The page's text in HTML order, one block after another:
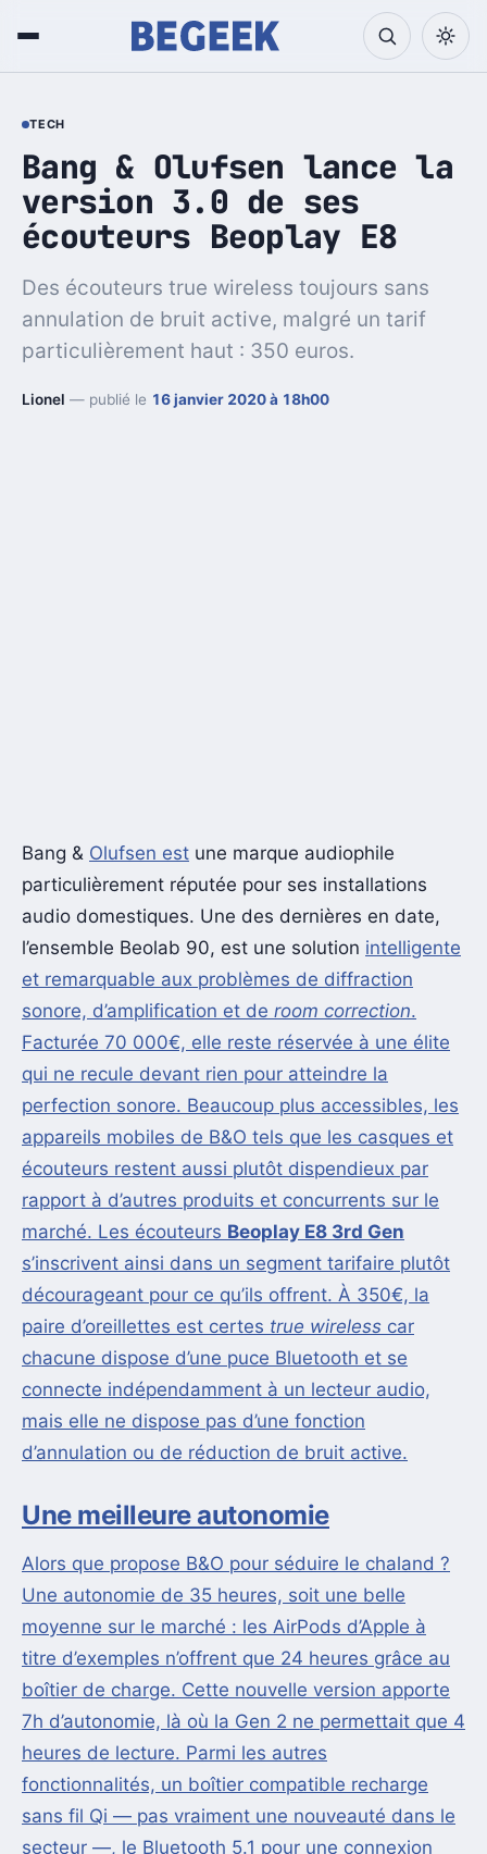
TECH
Bang & Olufsen lance la
version 3.0 de ses
écouteurs Beoplay E8
Des écouteurs true wireless toujours sans
annulation de bruit active, malgré un tarif
particulièrement haut : 350 euros.
Lionel — publié le 16 janvier 2020 à 18h00
Bang & Olufsen est une marque audiophile
particulièrement réputée pour ses installations
audio domestiques. Une des dernières en date,
l’ensemble Beolab 90, est une solution intelligente
et remarquable aux problèmes de diffraction
sonore, d’amplification et de room correction.
Facturée 70 000€, elle reste réservée à une élite
qui ne recule devant rien pour atteindre la
perfection sonore. Beaucoup plus accessibles, les
appareils mobiles de B&O tels que les casques et
écouteurs restent aussi plutôt dispendieux par
rapport à d’autres produits et concurrents sur le
marché. Les écouteurs Beoplay E8 3rd Gen
s’inscrivent ainsi dans un segment tarifaire plutôt
décourageant pour ce qu’ils offrent. À 350€, la
paire d’oreillettes est certes true wireless car
chacune dispose d’une puce Bluetooth et se
connecte indépendamment à un lecteur audio,
mais elle ne dispose pas d’une fonction
d’annulation ou de réduction de bruit active.
Une meilleure autonomie
Alors que propose B&O pour séduire le chaland ?
Une autonomie de 35 heures, soit une belle
moyenne sur le marché : les AirPods d’Apple à
titre d’exemples n’offrent que 24 heures grâce au
boîtier de charge. Cette nouvelle version apporte
7h d’autonomie, là où la Gen 2 ne permettait que 4
heures de lecture. Parmi les autres
fonctionnalités, un boîtier compatible recharge
sans fil Qi — pas vraiment une nouveauté dans le
secteur —, le Bluetooth 5.1 pour une connexion